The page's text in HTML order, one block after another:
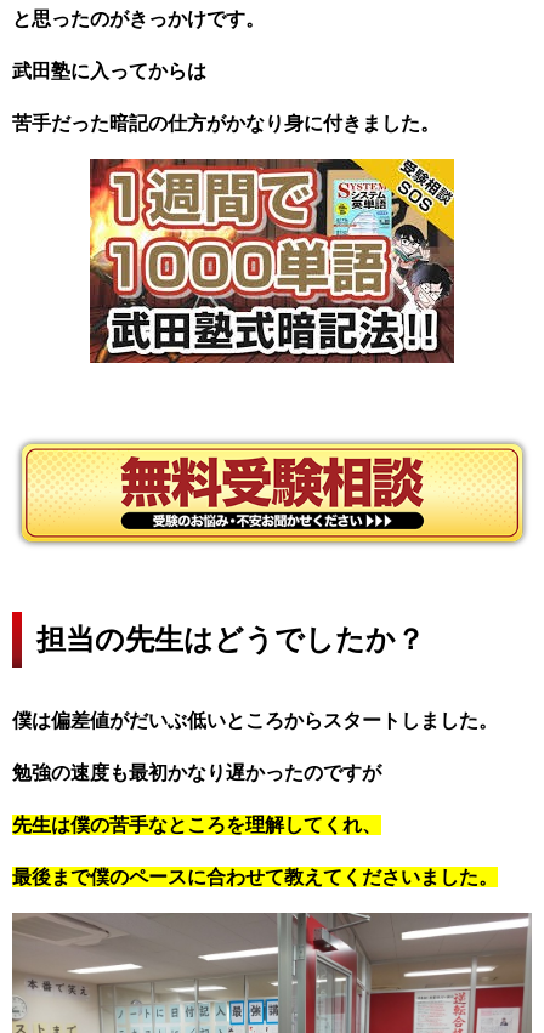
と思ったのがきっかけです。
武田塾に入ってからは
苦手だった暗記の仕方がかなり身に付きました。
担当の先生はどうでしたか？
僕は偏差値がだいぶ低いところからスタートしました。
勉強の速度も最初かなり遅かったのですが
先生は僕の苦手なところを理解してくれ、
最後まで僕のペースに合わせて教えてくださいました。